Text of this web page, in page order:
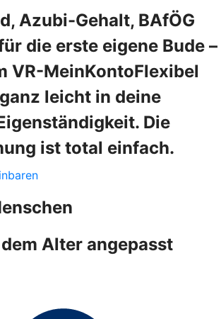
Azubi-Gehalt, BAfÖG
die erste eigene Bude –
VR-MeinKontoFlexibel
leicht in deine
Die
ist total einfach.
Alter angepasst